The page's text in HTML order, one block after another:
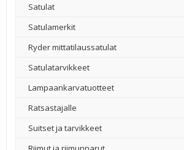
Satulat
Satulamerkit
Ryder mittatilaussatulat
Satulatarvikkeet
–
Lampaankarvatuotteet
Ratsastajalle
Suitset ja tarvikkeet